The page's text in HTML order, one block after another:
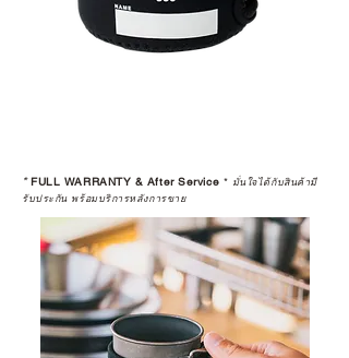
*FULL WARRANTY & After Service * มั่นใจได้กับสินค้ามี
รับประกัน พร้อมบริการหลังการขาย